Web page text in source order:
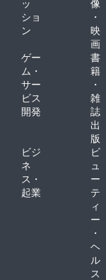
ショ
ン
・
映
画
ゲー
ム・
サー
ビス
開発
書
籍
・
雑
誌
出
版
ビジ
ネ
ス・
起業
ビ
ュ
ー
テ
ィ
ー
・
ヘ
ル
ス